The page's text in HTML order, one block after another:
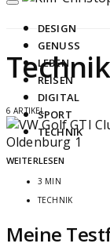
DESIGN
GENUSS
LEBEN
REISEN
DIGITAL
SPORT
TECHNIK
Technik
6 ARTIKEL
WEITERLESEN
3 MIN
TECHNIK
Meine